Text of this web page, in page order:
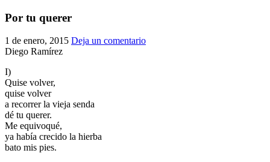
Por tu querer
1 de enero, 2015 Deja un comentario
Diego Ramírez
I)
Quise volver,
quise volver
a recorrer la vieja senda
dé tu querer.
Me equivoqué,
ya había crecido la hierba
bato mis pies.
Rocío?
En el Rocío, ¿dónde me alojo?